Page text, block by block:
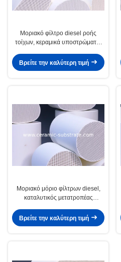
Μοριακό φίλτρο diesel ροής
τοίχων, κεραμικά υποστρώματα/
Βρείτε την καλύτερη τιμή
Μοριακό μόριο φίλτρων diesel,
καταλυτικός μετατροπέας
Βρείτε την καλύτερη τιμή